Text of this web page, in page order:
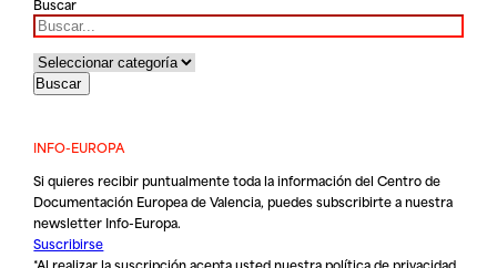
Buscar
INFO-EUROPA
Si quieres recibir puntualmente toda la información del Centro de
Documentación Europea de Valencia, puedes subscribirte a nuestra
newsletter Info-Europa.
Suscribirse